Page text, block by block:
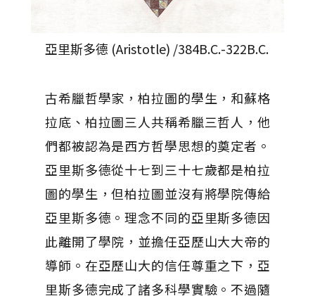
亞里斯多德 (Aristotle) /384B.C.-322B.C.
古希臘哲學家，柏拉圖的學生，和蘇格
拉底、柏拉圖三人共稱希臘三哲人，他
們都被認為是西方哲學思想的奠定者。
亞里斯多德從十七到三十七歲都是柏拉
圖的學生，但柏拉圖並沒有將學院傳給
亞里斯多德。理念不同的亞里斯多德因
此離開了學院，並擔任亞歷山大大帝的
導師。在亞歷山大的信任尊重之下，亞
里斯多德完成了諸多科學實驗。不過隨